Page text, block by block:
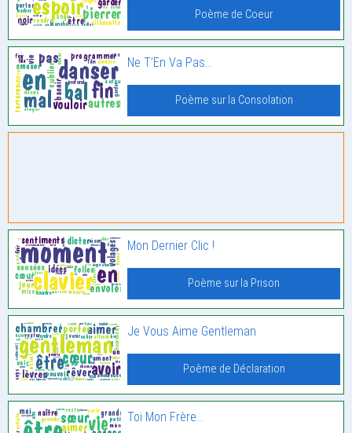
Poème de Coeur
Ne T’En Va Pas…
Poème sur la Consolation
Mon Dernier Clic !
Poème sur la Prison
Je Vous Aime Gentleman
Poème de Déclaration
Toi Mon Frère…